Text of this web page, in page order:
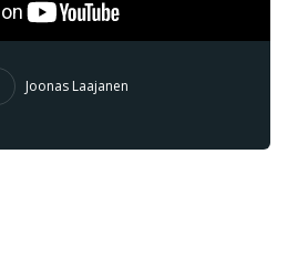
Joonas Laajanen